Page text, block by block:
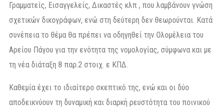
Γραμματείς, Εισαγγελείς, Δικαστές κλπ , που λαμβάνουν γνώση
σχετικών δικογράφων, ενώ στη δεύτερη δεν θεωρούνται. Κατά
συνέπεια το θέμα θα πρέπει να οδηγηθεί την Ολομέλεια του
Αρείου Πάγου για την ενότητα της νομολογίας, σύμφωνα και με
τη νέα διάταξη 8 παρ.2 στοιχ. ε ΚΠΔ.
Καθεμία έχει το ιδιαίτερο σκεπτικό της, ενώ και οι δύο
αποδεικνύουν τη δυναμική και διαρκή ρευστότητα του ποινικού